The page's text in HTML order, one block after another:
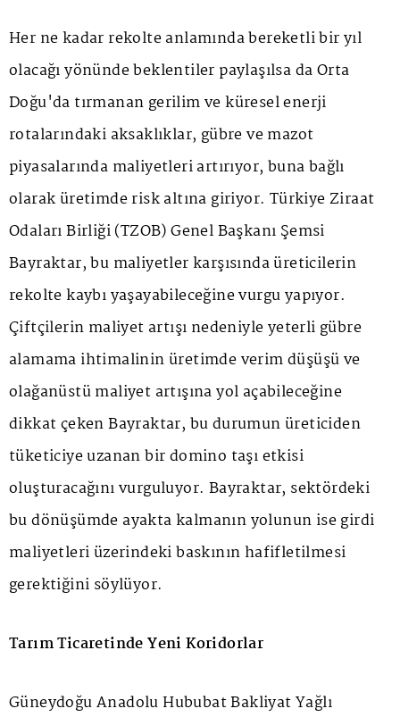
Her ne kadar rekolte anlamında bereketli bir yıl
olacağı yönünde beklentiler paylaşılsa da Orta
Doğu'da tırmanan gerilim ve küresel enerji
rotalarındaki aksaklıklar, gübre ve mazot
piyasalarında maliyetleri artırıyor, buna bağlı
olarak üretimde risk altına giriyor. Türkiye Ziraat
Odaları Birliği (TZOB) Genel Başkanı Şemsi
Bayraktar, bu maliyetler karşısında üreticilerin
rekolte kaybı yaşayabileceğine vurgu yapıyor.
Çiftçilerin maliyet artışı nedeniyle yeterli gübre
alamama ihtimalinin üretimde verim düşüşü ve
olağanüstü maliyet artışına yol açabileceğine
dikkat çeken Bayraktar, bu durumun üreticiden
tüketiciye uzanan bir domino taşı etkisi
oluşturacağını vurguluyor. Bayraktar, sektördeki
bu dönüşümde ayakta kalmanın yolunun ise girdi
maliyetleri üzerindeki baskının hafifletilmesi
gerektiğini söylüyor.
Tarım Ticaretinde Yeni Koridorlar
Güneydoğu Anadolu Hububat Bakliyat Yağlı